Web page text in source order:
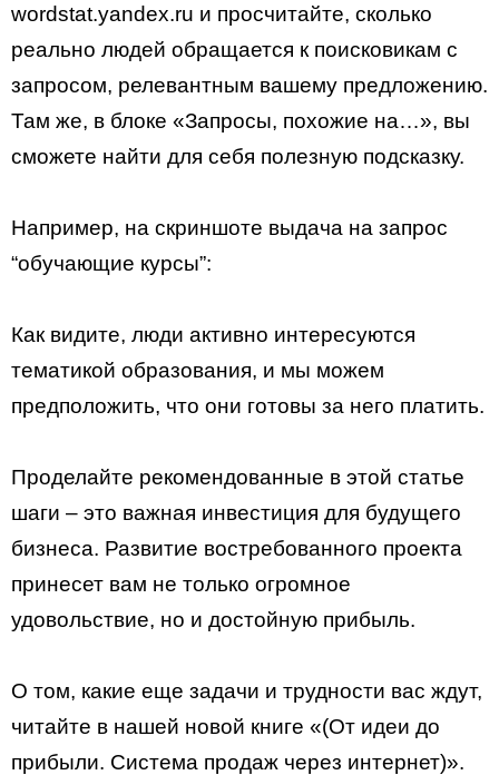
wordstat.yandex.ru и просчитайте, сколько
реально людей обращается к поисковикам с
запросом, релевантным вашему предложению.
Там же, в блоке «Запросы, похожие на…», вы
сможете найти для себя полезную подсказку.
Например, на скриншоте выдача на запрос
“обучающие курсы”:
Как видите, люди активно интересуются
тематикой образования, и мы можем
предположить, что они готовы за него платить.
Проделайте рекомендованные в этой статье
шаги – это важная инвестиция для будущего
бизнеса. Развитие востребованного проекта
принесет вам не только огромное
удовольствие, но и достойную прибыль.
О том, какие еще задачи и трудности вас ждут,
читайте в нашей новой книге «(От идеи до
прибыли. Система продаж через интернет)».